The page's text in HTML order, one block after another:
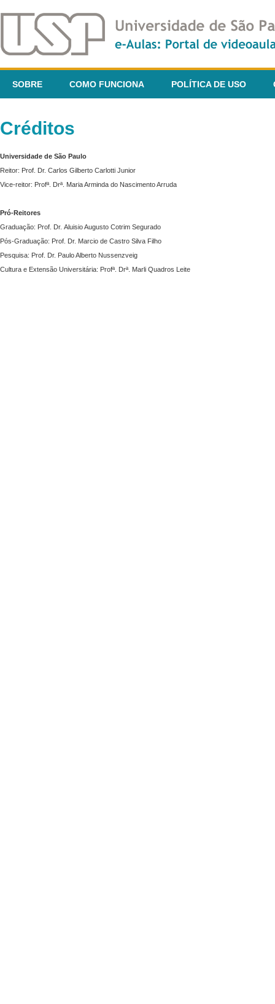
SOBRE COMO FUNCIONA POLÍTICA DE USO
Créditos
Universidade de São Paulo
Reitor: Prof. Dr. Carlos Gilberto Carlotti Junior
Vice-reitor: Profª. Drª. Maria Arminda do Nascimento Arruda
Pró-Reitores
Graduação: Prof. Dr. Aluisio Augusto Cotrim Segurado
Pós-Graduação: Prof. Dr. Marcio de Castro Silva Filho
Pesquisa: Prof. Dr. Paulo Alberto Nussenzveig
Cultura e Extensão Universitária: Profª. Drª. Marli Quadros Leite